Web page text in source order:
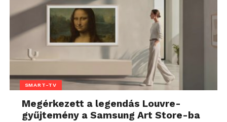
SMART-TV
Megérkezett a legendás Louvre-
gyűjtemény a Samsung Art Store-ba